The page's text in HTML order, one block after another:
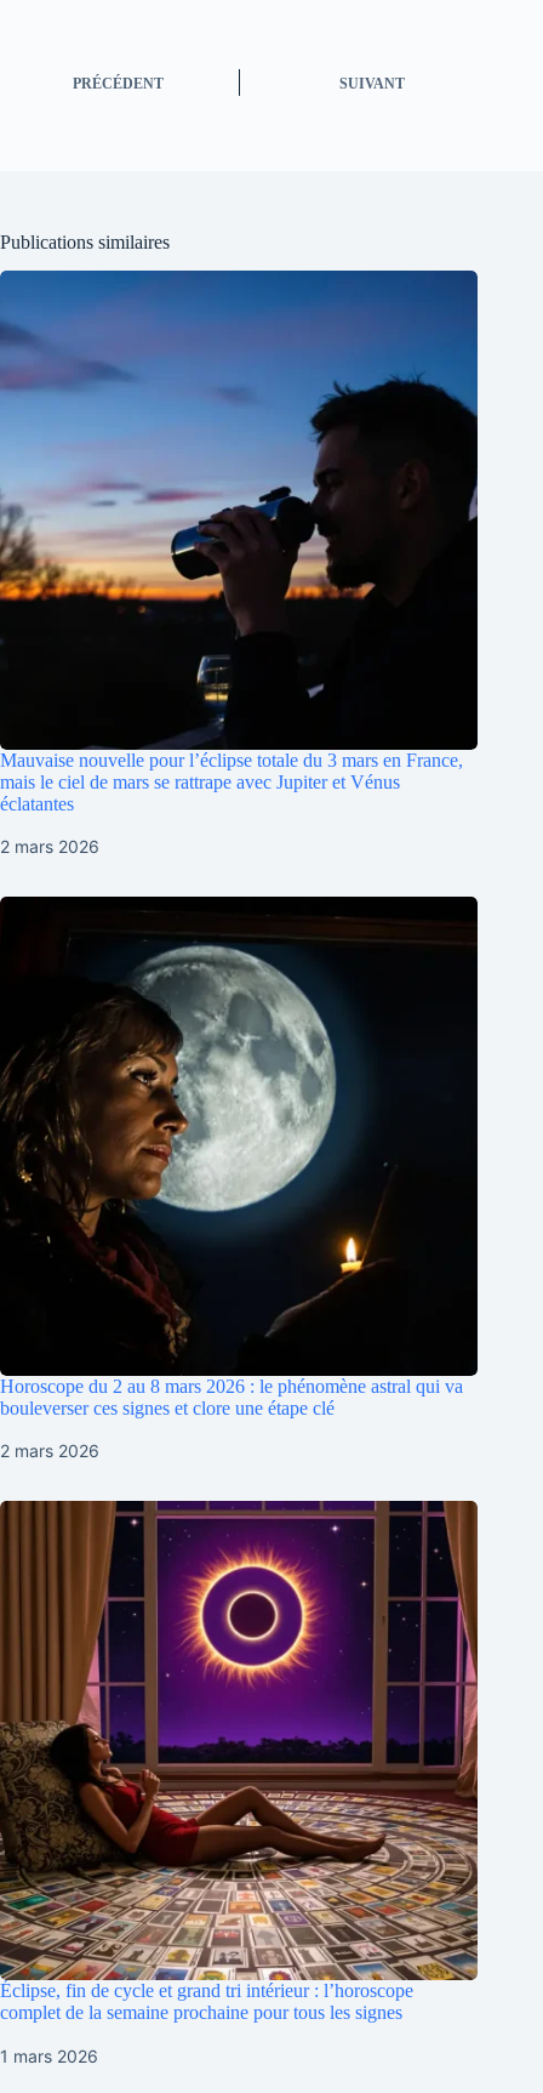
PRÉCÉDENT SUIVANT
Publications similaires
Mauvaise nouvelle pour l’éclipse totale du 3 mars en France,
mais le ciel de mars se rattrape avec Jupiter et Vénus
éclatantes
2 mars 2026
Horoscope du 2 au 8 mars 2026 : le phénomène astral qui va
bouleverser ces signes et clore une étape clé
2 mars 2026
Éclipse, fin de cycle et grand tri intérieur : l’horoscope
complet de la semaine prochaine pour tous les signes
1 mars 2026